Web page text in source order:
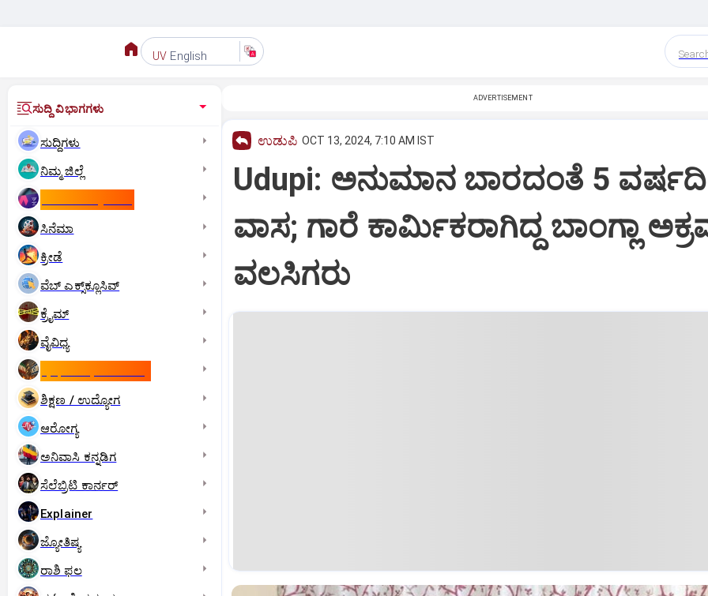
UV English
ಸುದ್ದಿ ವಿಭಾಗಗಳು
ಸುದ್ದಿಗಳು
ನಿಮ್ಮ ಜಿಲ್ಲೆ
ಸಿನೆಮಾ
ಕ್ರೀಡೆ
ವೆಬ್ ಎಕ್ಸ್‌ಕ್ಲೂಸಿವ್
ಕ್ರೈಮ್
ವೈವಿಧ್ಯ
ಶಿಕ್ಷಣ / ಉದ್ಯೋಗ
ಆರೋಗ್ಯ
ಅನಿವಾಸಿ ಕನ್ನಡಿಗ
ಸೆಲೆಬ್ರಿಟಿ ಕಾರ್ನರ್‌
Explainer
ಜ್ಯೋತಿಷ್ಯ
ರಾಶಿ ಫಲ
ADVERTISEMENT
ಉಡುಪಿ OCT 13, 2024, 7:10 AM IST
Udupi: ಅನುಮಾನ ಬಾರದಂತೆ 5
ವಾಸ; ಗಾರೆ ಕಾರ್ಮಿಕರಾಗಿದ್ದ ಬಾಂಗ್ಲಾ
ವಲಸಿಗರು